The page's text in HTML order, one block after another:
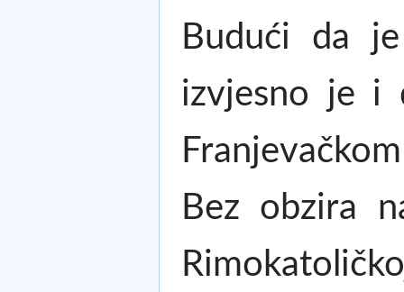
Budući da
izvjesno je i
Bez obzira